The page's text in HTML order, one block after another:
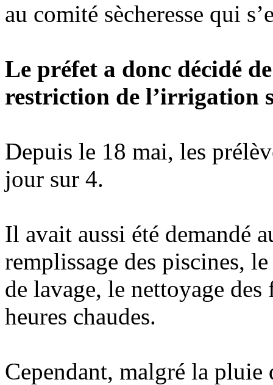
au comité sècheresse qui
Le préfet a donc décidé
restriction de l’irrigation
Depuis le 18 mai, les
jour sur 4.
Il avait aussi été demandé
remplissage des piscines,
de lavage, le nettoyage des
heures chaudes.
Cependant, malgré la pluie